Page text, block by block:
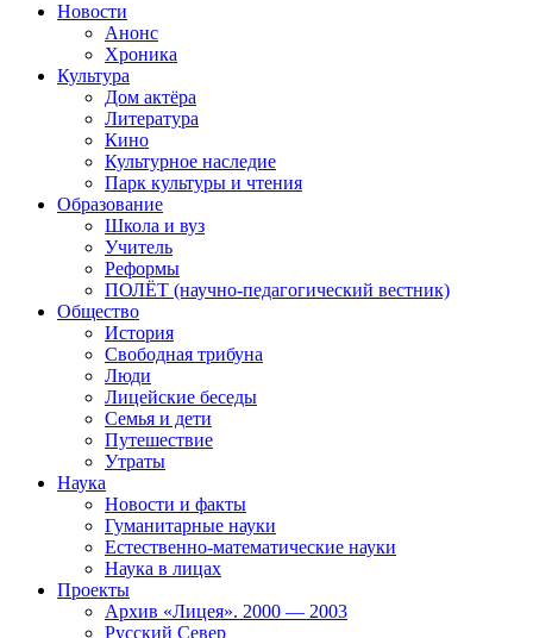
Новости
Анонс
Хроника
Культура
Дом актёра
Литература
Кино
Культурное наследие
Парк культуры и чтения
Образование
Школа и вуз
Учитель
Реформы
ПОЛЁТ (научно-педагогический вестник)
Общество
История
Свободная трибуна
Люди
Лицейские беседы
Семья и дети
Путешествие
Утраты
Наука
Новости и факты
Гуманитарные науки
Естественно-математические науки
Наука в лицах
Проекты
Архив «Лицея». 2000 — 2003
Русский Север